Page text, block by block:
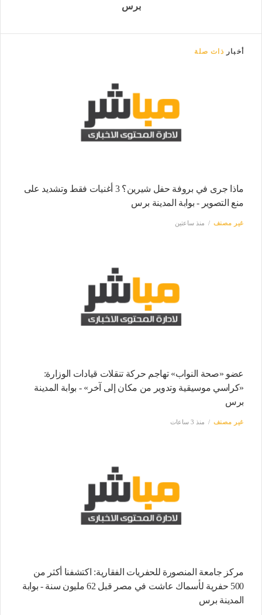
برس
أخبار ذات صلة
ماذا جرى في بروفة حفل شيرين؟ 3 أغنيات فقط وتشديد على
منع التصوير - بوابة المدينة برس
غير مصنف منذ ساعتين
عضو «صحة النواب» تهاجم حركة تنقلات قيادات الوزارة:
«كراسي موسيقية وتدوير من مكان إلى آخر» - بوابة المدينة
برس
غير مصنف منذ 3 ساعات
مركز جامعة المنصورة للحفريات الفقارية: اكتشفنا أكثر من
500 حفرية لأسماك عاشت في مصر قبل 62 مليون سنة - بوابة
المدينة برس